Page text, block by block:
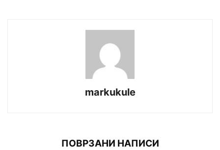
markukule
ПОВРЗАНИ НАПИСИ